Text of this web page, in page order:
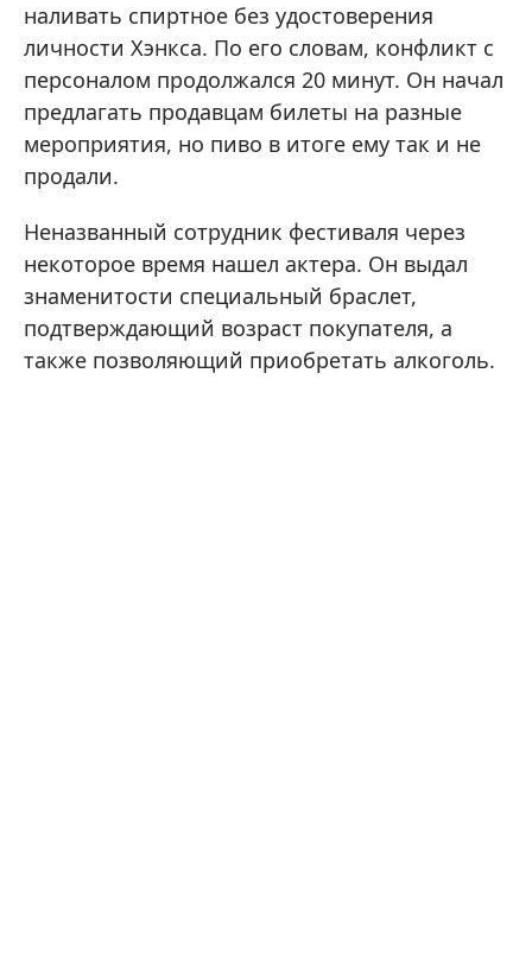
наливать спиртное без удостоверения
личности Хэнкса. По его словам, конфликт с
персоналом продолжался 20 минут. Он начал
предлагать продавцам билеты на разные
мероприятия, но пиво в итоге ему так и не
продали.
Неназванный сотрудник фестиваля через
некоторое время нашел актера. Он выдал
знаменитости специальный браслет,
подтверждающий возраст покупателя, а
также позволяющий приобретать алкоголь.